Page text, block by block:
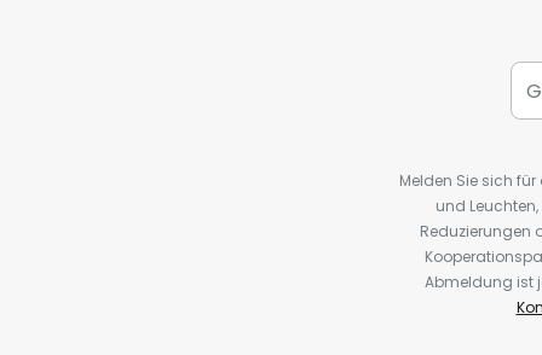
Melden Sie sich
und
Reduzierungen
Abmeldung ist